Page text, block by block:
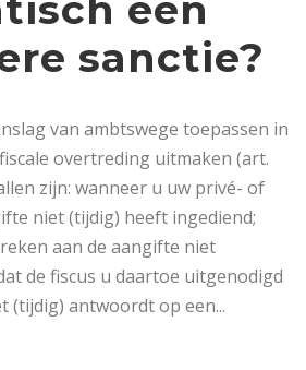
sanctie?
van ambtswege toepassen in
overtreding uitmaken (art.
zijn: wanneer u uw privé- of
niet (tijdig) heeft ingediend;
aan de aangifte niet
de fiscus u daartoe uitgenodigd
(tijdig) antwoordt op een...